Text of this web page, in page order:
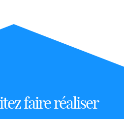
faire réaliser